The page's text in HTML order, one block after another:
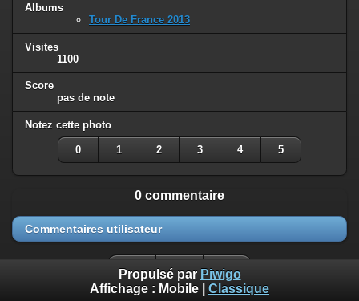
Albums
Tour De France 2013
Visites
1100
Score
pas de note
Notez cette photo
0 1 2 3 4 5
0 commentaire
Commentaires utilisateur
Propulsé par Piwigo
Affichage : Mobile Classique